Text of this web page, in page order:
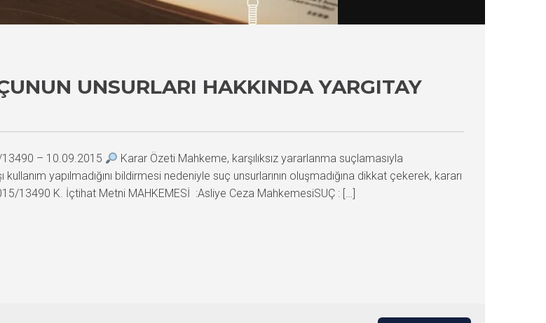
UNSURLARI HAKKINDA YARGITAY
– 10.09.2015
Karar Özeti Mahkeme, karşılıksız yararlanma suçlamasıyla
yapılmadığını bildirmesi nedeniyle suç unsurlarının oluşmadığına dikkat çekerek, kararı
K. İçtihat Metni MAHKEMESİ :Asliye Ceza MahkemesiSUÇ : […]